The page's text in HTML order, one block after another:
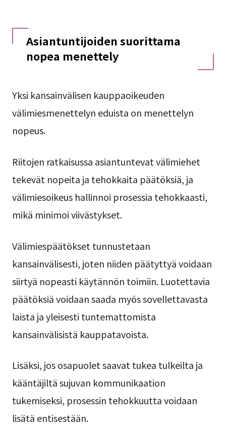
Asiantuntijoiden suorittama
nopea menettely
Yksi kansainvälisen kauppaoikeuden
välimiesmenettelyn eduista on menettelyn
nopeus.
Riitojen ratkaisussa asiantuntevat välimiehet
tekevät nopeita ja tehokkaita päätöksiä, ja
välimiesoikeus hallinnoi prosessia tehokkaasti,
mikä minimoi viivästykset.
Välimiespäätökset tunnustetaan
kansainvälisesti, joten niiden päätyttyä voidaan
siirtyä nopeasti käytännön toimiin. Luotettavia
päätöksiä voidaan saada myös sovellettavasta
laista ja yleisesti tuntemattomista
kansainvälisistä kauppatavoista.
Lisäksi, jos osapuolet saavat tukea tulkeilta ja
kääntäjiltä sujuvan kommunikaation
tukemiseksi, prosessin tehokkuutta voidaan
lisätä entisestään.